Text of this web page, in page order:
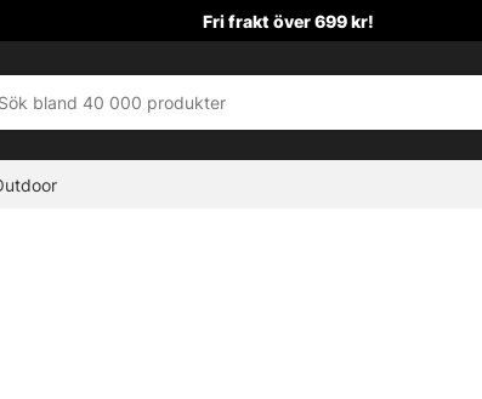
Fri frakt över 699 kr!